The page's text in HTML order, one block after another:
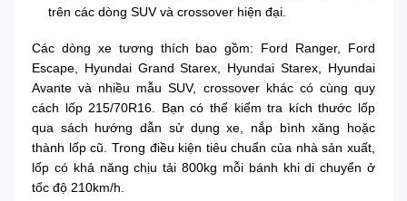
trên các dòng SUV và crossover hiện đại.
Các dòng xe tương thích bao gồm: Ford Ranger, Ford
Escape, Hyundai Grand Starex, Hyundai Starex, Hyundai
Avante và nhiều mẫu SUV, crossover khác có cùng quy
cách lốp 215/70R16. Bạn có thể kiểm tra kích thước lốp
qua sách hướng dẫn sử dụng xe, nắp bình xăng hoặc
thành lốp cũ. Trong điều kiện tiêu chuẩn của nhà sản xuất,
lốp có khả năng chịu tải 800kg mỗi bánh khi di chuyển ở
tốc độ 210km/h.